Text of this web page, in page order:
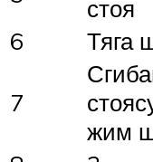
стоя
6
Тяга
7
жим